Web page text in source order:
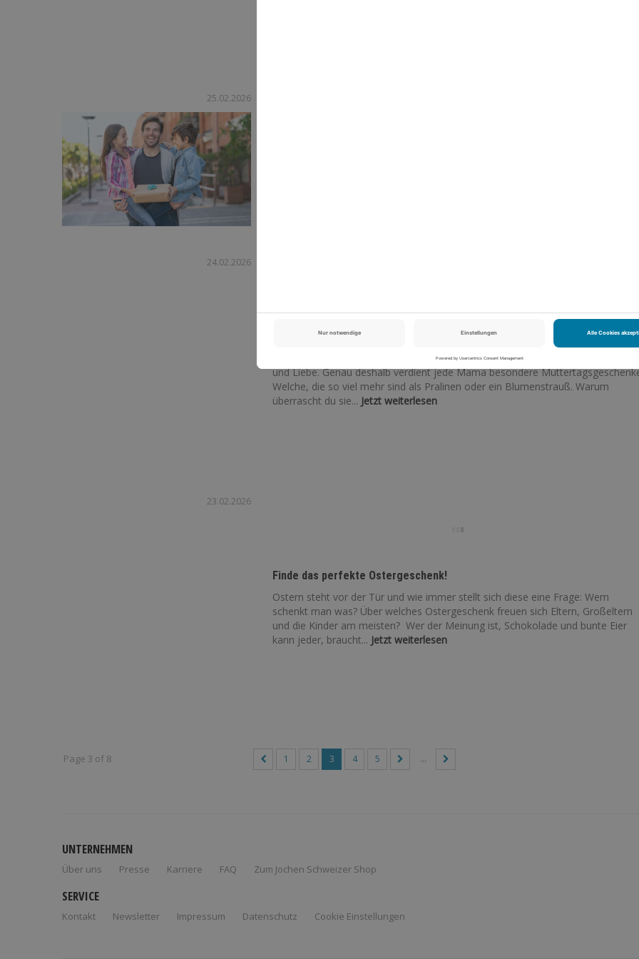
25.02.2026
24.02.2026
Top 10 Muttertagsgeschenke
Mütter sind Superheldinnen – ohne Cape, aber mit unendlicher Geduld,
und Liebe. Genau deshalb verdient jede Mama besondere
Welche, die so viel mehr sind als Pralinen oder ein Blumenstrauß. Warum
überrascht du sie... Jetzt weiterlesen
23.02.2026
Finde das perfekte Ostergeschenk!
Ostern steht vor der Tür und wie immer stellt sich diese eine Frage: Wem
schenkt man was? Über welches Ostergeschenk freuen sich Eltern, Großeltern
und die Kinder am meisten? Wer der Meinung ist, Schokolade und bunte Eier
kann jeder, braucht... Jetzt weiterlesen
Page 3 of 8 1 2 3 4 5 ...
UNTERNEHMEN
Über uns Presse Karriere FAQ Zum Jochen Schweizer Shop
SERVICE
Kontakt Newsletter Impressum Datenschutz Cookie Einstellungen